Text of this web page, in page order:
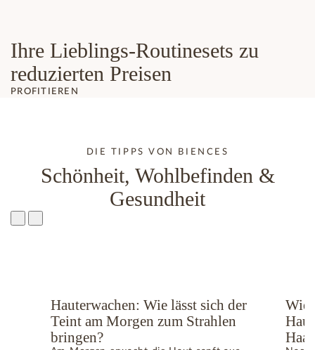
Ihre Lieblings-Routinesets zu
reduzierten Preisen
PROFITIEREN
DIE TIPPS VON BIENCES
Schönheit, Wohlbefinden &
Gesundheit
Hauterwachen: Wie lässt sich der
Teint am Morgen zum Strahlen
bringen?
Wie